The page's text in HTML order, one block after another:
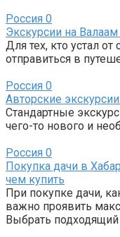
Россия 0
Экскурсии на Валаам
Для тех, кто устал
отправиться в
Россия 0
Авторские
Стандартные
чего-то нового и
Россия 0
Покупка дачи в
чем купить
При покупке дачи,
важно проявить
Выбрать подходящий